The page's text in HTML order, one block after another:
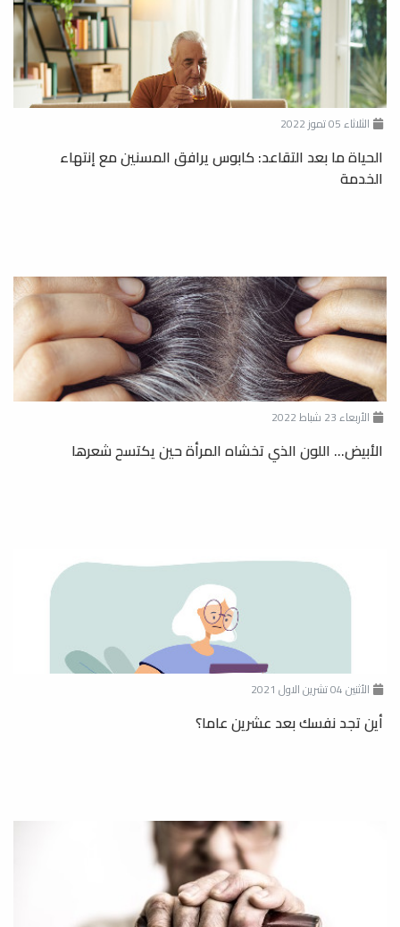
الثلاثاء 05 تموز 2022
الحياة ما بعد التقاعد: كابوس يرافق المسنين مع إنتهاء
الخدمة
الأربعاء 23 شباط 2022
الأبيض... اللون الذي تخشاه المرأة حين يكتسح شعرها
الأثنين 04 تشرين الاول 2021
أين تجد نفسك بعد عشرين عاما؟